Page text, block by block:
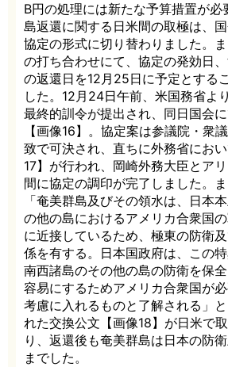
B円の処理には新たな予算措置が必
島返還に関する日米間の取極は、
協定の形式に切り替わりました。
の打ち合わせにて、協定の発効日
の返還日を12月25日に予定とする
した。12月24日午前、米国務省よ
最終的訓令が提出され、同日国会
【画像16】。協定案は参議院・衆
致で可決され、直ちに外務省にお
17】が行われ、岡崎外務大臣とア
間に協定の調印が完了しました。
「奄美群島及びその領水は、日本
の他の島におけるアメリカ合衆国
に近接しているため、極東の防衛
係を有する。日本国政府は、この特
南西諸島のその他の島の防衛を保
容易にするためアメリカ合衆国が
考慮に入れるものと了解される」
れた交換公文【画像18】が日米で
り、返還後も奄美群島は日本の防
までした。